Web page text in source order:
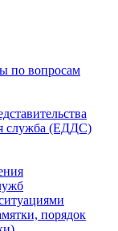
по вопросам
служба (ЕДДС)
порядок